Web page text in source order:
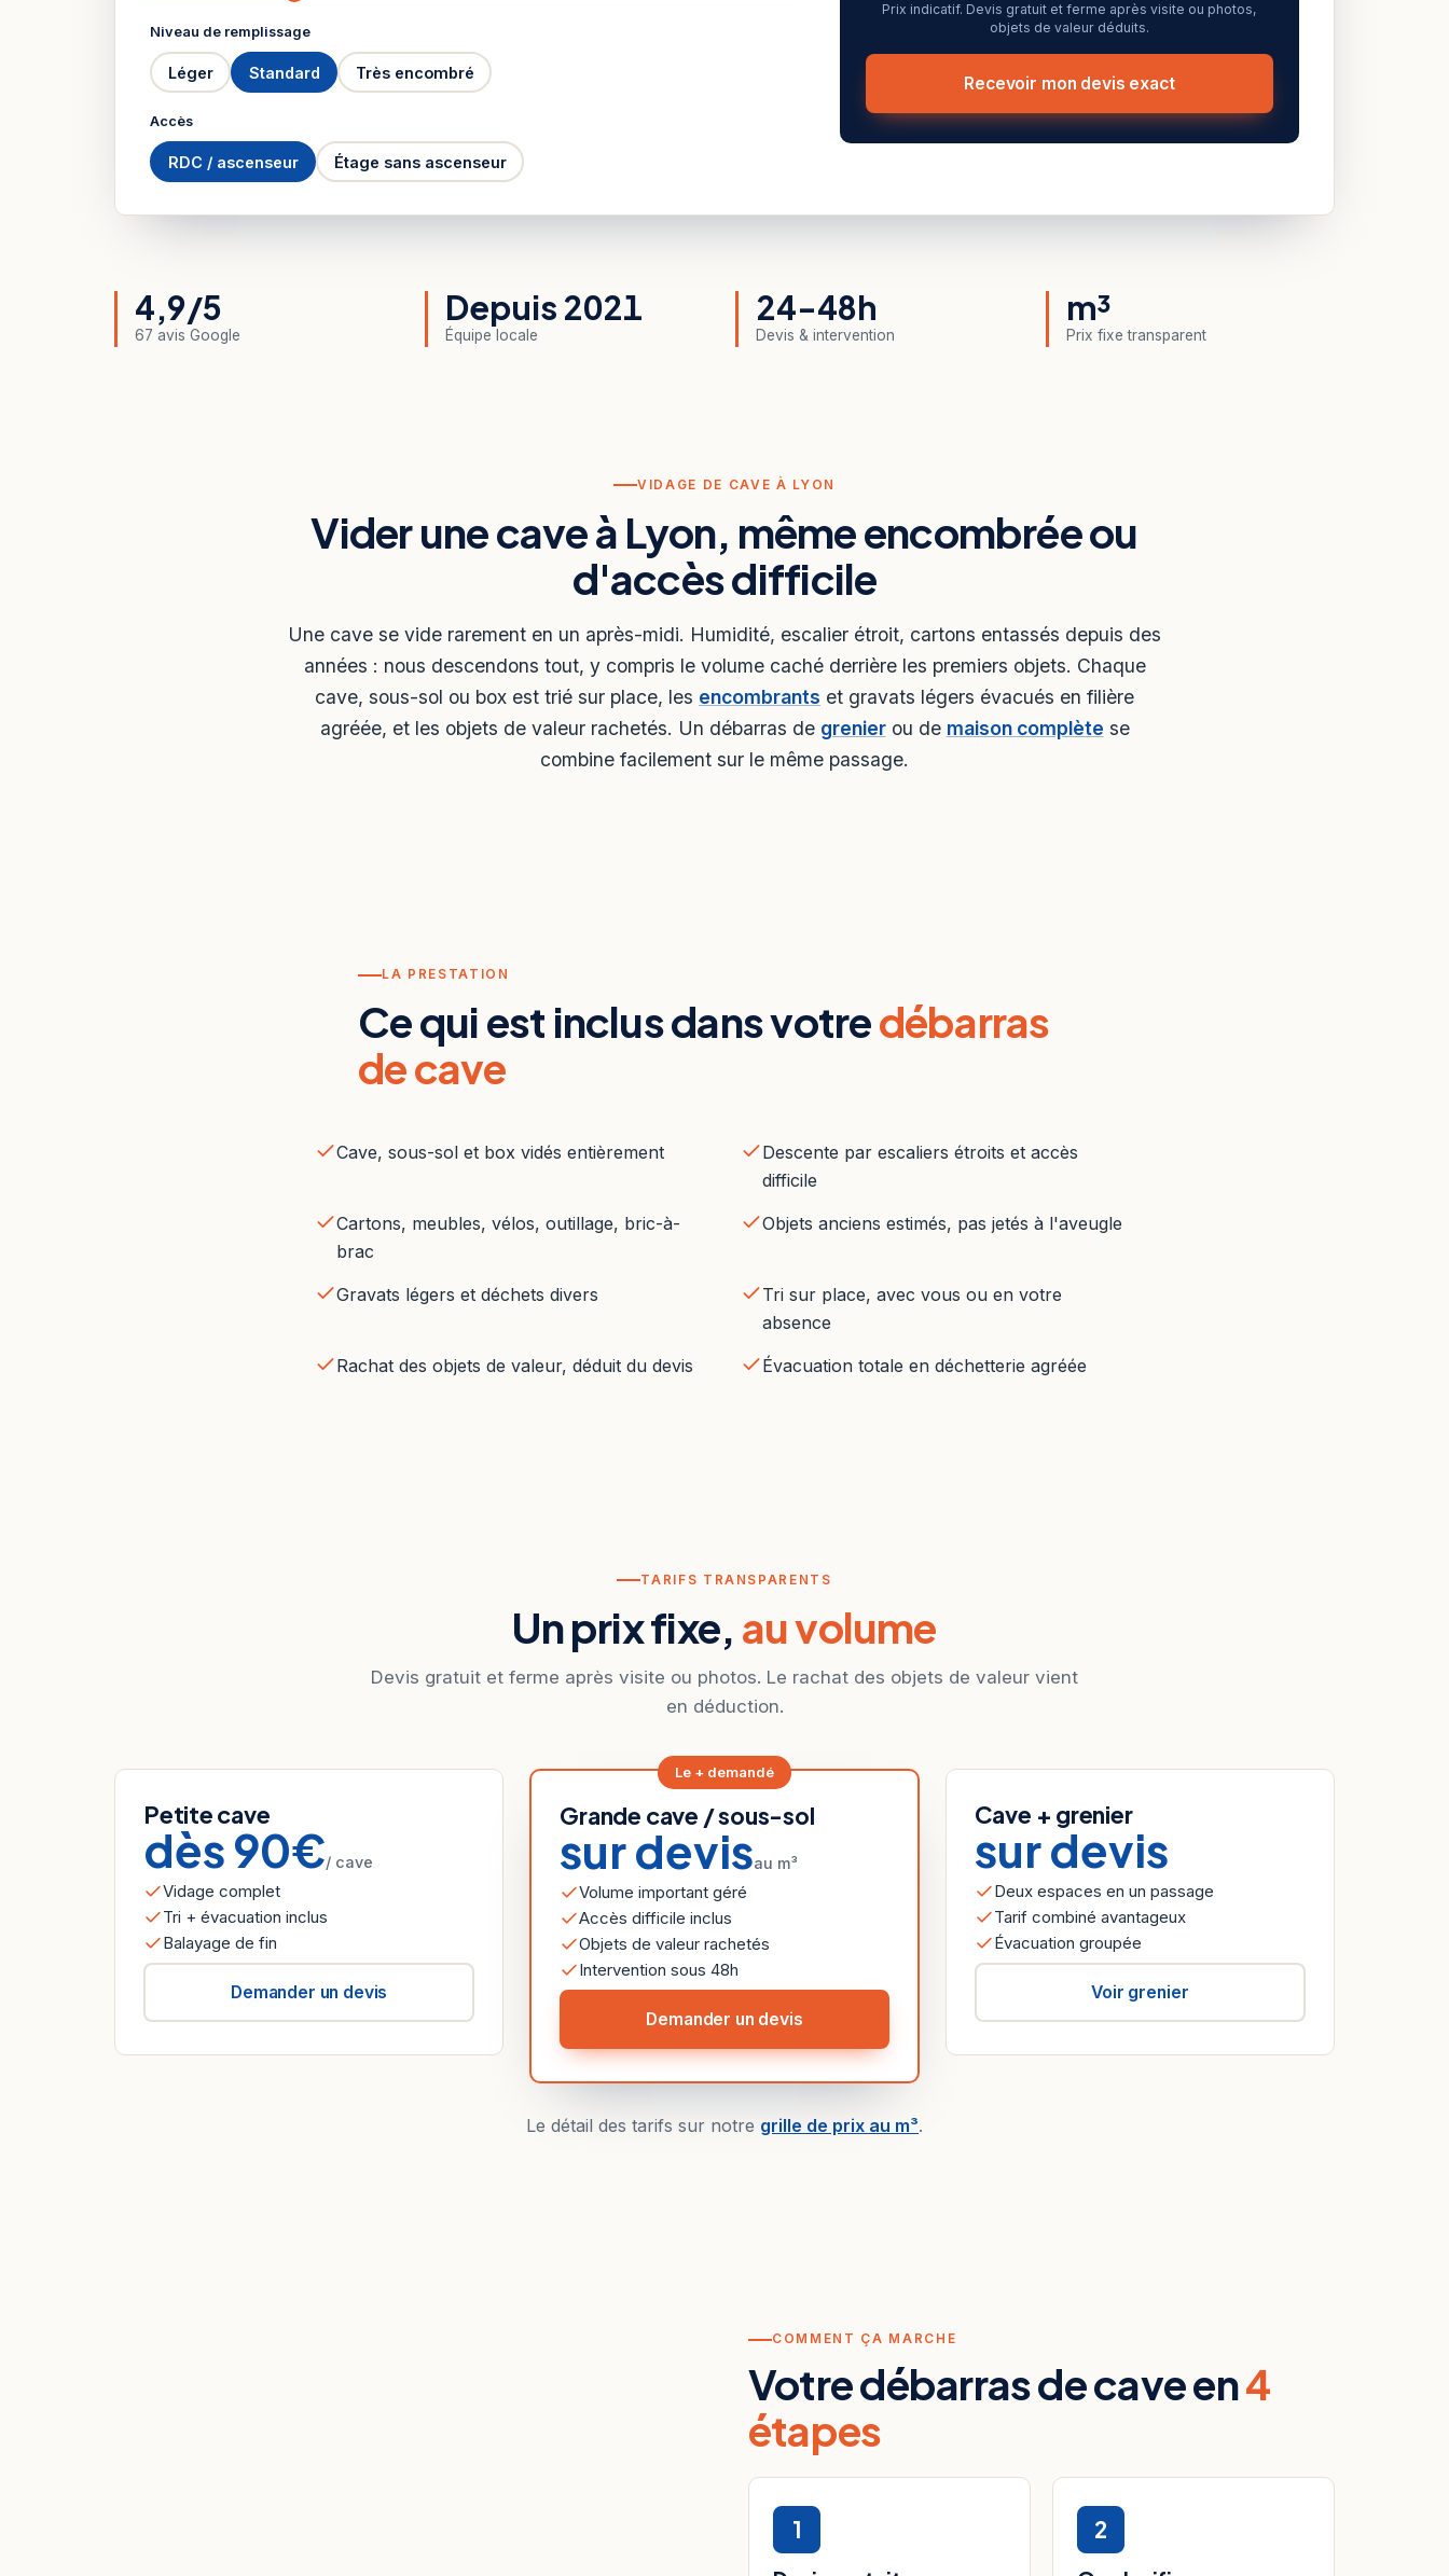
Niveau de remplissage
Léger Standard Très encombré
Accès
RDC / ascenseur Étage sans ascenseur
Prix indicatif. Devis gratuit et ferme après visite ou photos,
objets de valeur déduits.
Recevoir mon devis exact
4,9/5
67 avis Google
Depuis 2021
Équipe locale
24-48h
Devis & intervention
m³
Prix fixe transparent
VIDAGE DE CAVE À LYON
Vider une cave à Lyon, même encombrée ou
d'accès difficile
Une cave se vide rarement en un après-midi. Humidité, escalier étroit, cartons entassés depuis des
années : nous descendons tout, y compris le volume caché derrière les premiers objets. Chaque
cave, sous-sol ou box est trié sur place, les encombrants et gravats légers évacués en filière
agréée, et les objets de valeur rachetés. Un débarras de grenierou de maison complète se
combine facilement sur le même passage.
LA PRESTATION
Ce qui est inclus dans votredébarras
de cave
Cave, sous-sol et box vidés entièrement
Descente par escaliers étroits et accès
difficile
Cartons, meubles, vélos, outillage, bric-à-
brac
Objets anciens estimés, pas jetés à l'aveugle
Gravats légers et déchets divers
Tri sur place, avec vous ou en votre
absence
Rachat des objets de valeur, déduit du devis
Évacuation totale en déchetterie agréée
TARIFS TRANSPARENTS
Un prix fixe, au volume
Devis gratuit et ferme après visite ou photos. Le rachat des objets de valeur vient
en déduction.
Petite cave
dès 90€/ cave
Vidage complet
Tri + évacuation inclus
Balayage de fin
Demander un devis
Le + demandé
Grande cave / sous-sol
sur devisau m³
Volume important géré
Accès difficile inclus
Objets de valeur rachetés
Intervention sous 48h
Demander un devis
Cave + grenier
sur devis
Deux espaces en un passage
Tarif combiné avantageux
Évacuation groupée
Voir grenier
Le détail des tarifs sur notre grille de prix au m³.
COMMENT ÇA MARCHE
Votre débarras de cave en4
étapes
1 2